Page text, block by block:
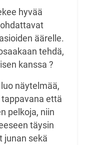
hyvää
äärelle.
tehdä,
kanssa ?
näytelmää,
että
pelkoja, niin
täysin
junan sekä